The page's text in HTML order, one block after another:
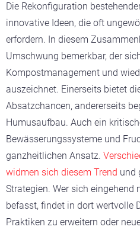
Die Rekonfiguration
innovative Ideen, die oft
erfordern. In diesem
Umschwung bemerkbar, der
Kompostmanagement und
auszeichnet. Einerseits bietet
Absatzchancen, andererseits
Humusaufbau. Auch ein
Bewässerungssysteme und
ganzheitlichen Ansatz.
widmen sich diesem Trend und
Strategien. Wer sich eingehend
befasst, findet in dort wertvolle
Praktiken zu erweitern oder